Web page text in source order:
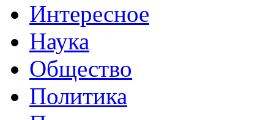
Интересное
Наука
Общество
Политика